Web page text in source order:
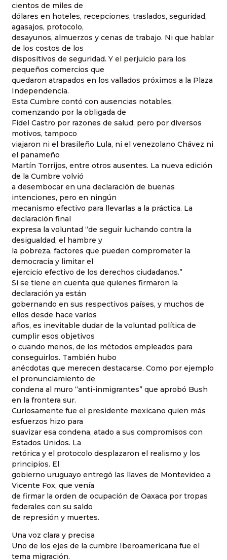
cientos de miles de
dólares en hoteles, recepciones, traslados, seguridad,
agasajos, protocolo,
desayunos, almuerzos y cenas de trabajo. Ni que hablar
de los costos de los
dispositivos de seguridad. Y el perjuicio para los
pequeños comercios que
quedaron atrapados en los vallados próximos a la Plaza
Independencia.
Esta Cumbre contó con ausencias notables,
comenzando por la obligada de
Fidel Castro por razones de salud; pero por diversos
motivos, tampoco
viajaron ni el brasileño Lula, ni el venezolano Chávez ni
el panameño
Martín Torrijos, entre otros ausentes. La nueva edición
de la Cumbre volvió
a desembocar en una declaración de buenas
intenciones, pero en ningún
mecanismo efectivo para llevarlas a la práctica. La
declaración final
expresa la voluntad “de seguir luchando contra la
desigualdad, el hambre y
la pobreza, factores que pueden comprometer la
democracia y limitar el
ejercicio efectivo de los derechos ciudadanos.”
Si se tiene en cuenta que quienes firmaron la
declaración ya están
gobernando en sus respectivos países, y muchos de
ellos desde hace varios
años, es inevitable dudar de la voluntad política de
cumplir esos objetivos
o cuando menos, de los métodos empleados para
conseguirlos. También hubo
anécdotas que merecen destacarse. Como por ejemplo
el pronunciamiento de
condena al muro “anti-inmigrantes” que aprobó Bush
en la frontera sur.
Curiosamente fue el presidente mexicano quien más
esfuerzos hizo para
suavizar esa condena, atado a sus compromisos con
Estados Unidos. La
retórica y el protocolo desplazaron el realismo y los
principios. El
gobierno uruguayo entregó las llaves de Montevideo a
Vicente Fox, que venía
de firmar la orden de ocupación de Oaxaca por tropas
federales con su saldo
de represión y muertes.
Una voz clara y precisa
Uno de los ejes de la cumbre Iberoamericana fue el
tema migración.